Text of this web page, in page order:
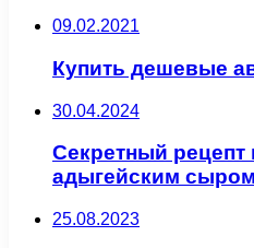
09.02.2021
Купить дешевые
30.04.2024
Секретный
адыгейским сыром
25.08.2023